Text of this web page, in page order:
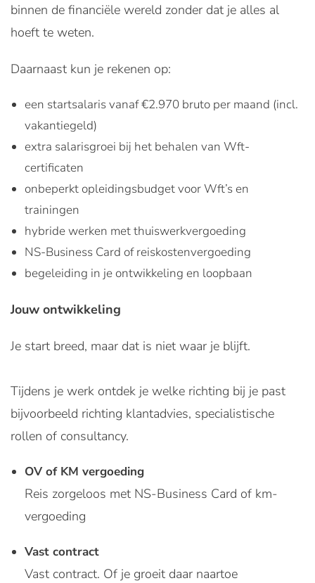
binnen de financiële wereld zonder dat je alles al
hoeft te weten.
Daarnaast kun je rekenen op:
een startsalaris vanaf €2.970 bruto per maand (incl.
vakantiegeld)
extra salarisgroei bij het behalen van Wft-
certificaten
onbeperkt opleidingsbudget voor Wft’s en
trainingen
hybride werken met thuiswerkvergoeding
NS-Business Card of reiskostenvergoeding
begeleiding in je ontwikkeling en loopbaan
Jouw ontwikkeling
Je start breed, maar dat is niet waar je blijft.
Tijdens je werk ontdek je welke richting bij je past
bijvoorbeeld richting klantadvies, specialistische
rollen of consultancy.
OV of KM vergoeding
Reis zorgeloos met NS-Business Card of km-
vergoeding
Vast contract
Vast contract. Of je groeit daar naartoe